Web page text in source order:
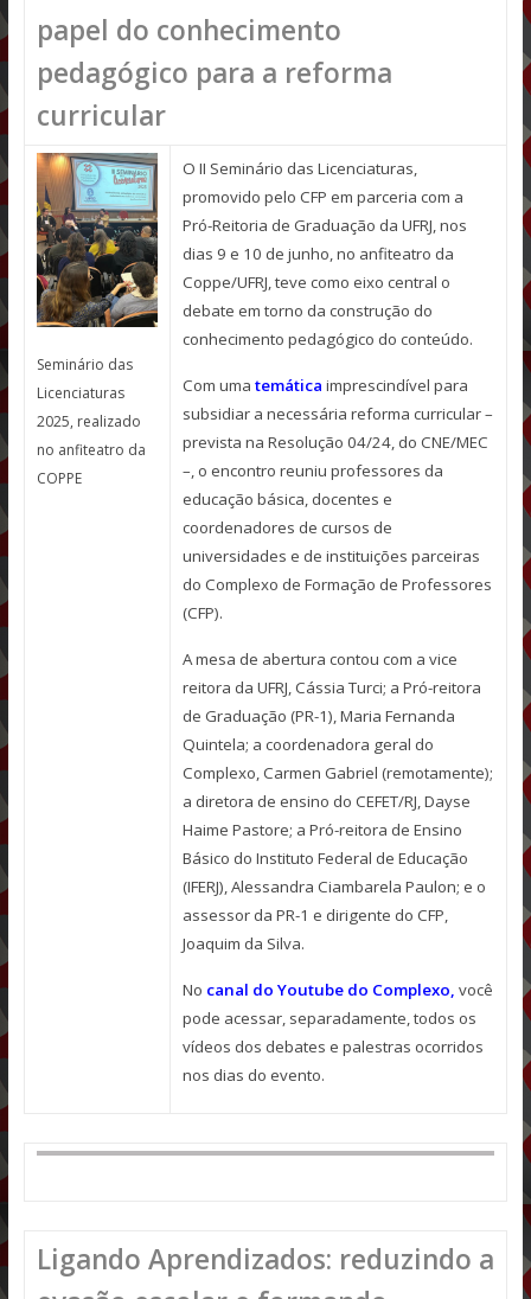
papel do conhecimento
pedagógico para a reforma
curricular
Seminário das
Licenciaturas
2025, realizado
no anfiteatro da
COPPE
O II Seminário das Licenciaturas,
promovido pelo CFP em parceria com a
Pró-Reitoria de Graduação da UFRJ, nos
dias 9 e 10 de junho, no anfiteatro da
Coppe/UFRJ, teve como eixo central o
debate em torno da construção do
conhecimento pedagógico do conteúdo.
Com uma temática imprescindível para
subsidiar a necessária reforma curricular –
prevista na Resolução 04/24, do CNE/MEC
–, o encontro reuniu professores da
educação básica, docentes e
coordenadores de cursos de
universidades e de instituições parceiras
do Complexo de Formação de Professores
(CFP).
A mesa de abertura contou com a vice
reitora da UFRJ, Cássia Turci; a Pró-reitora
de Graduação (PR-1), Maria Fernanda
Quintela; a coordenadora geral do
Complexo, Carmen Gabriel (remotamente);
a diretora de ensino do CEFET/RJ, Dayse
Haime Pastore; a Pró-reitora de Ensino
Básico do Instituto Federal de Educação
(IFERJ), Alessandra Ciambarela Paulon; e o
assessor da PR-1 e dirigente do CFP,
Joaquim da Silva.
No canal do Youtube do Complexo, você
pode acessar, separadamente, todos os
vídeos dos debates e palestras ocorridos
nos dias do evento.
Ligando Aprendizados: reduzindo a